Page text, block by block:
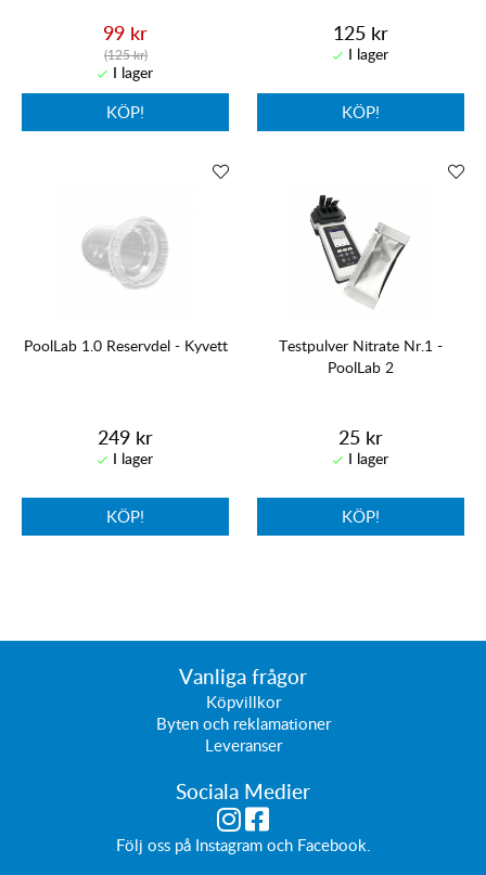
99 kr
(125 kr)
KÖP!
125 kr
KÖP!
PoolLab 1.0 Reservdel - Kyvett
249 kr
KÖP!
Testpulver Nitrate Nr.1 -
PoolLab 2
25 kr
KÖP!
Vanliga frågor
Köpvillkor
Byten och reklamationer
Leveranser
Sociala Medier
Följ oss på Instagramoch Facebook